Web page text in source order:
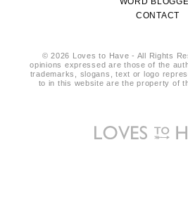
CONTACT
© 2026 Loves to Have - All Rights
opinions expressed are those of the
trademarks, slogans, text or logo
to in this website are the property of